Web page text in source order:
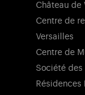
Château de
Centre de
Versailles
Centre de
Société des
Résidences